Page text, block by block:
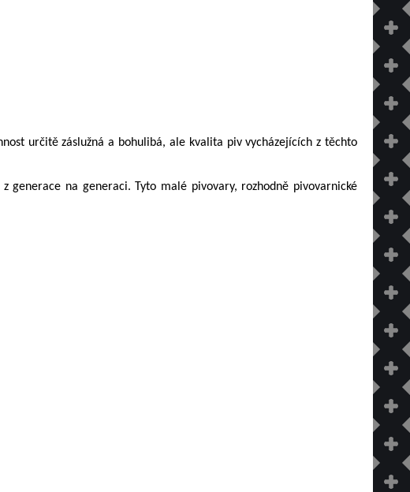
určitě záslužná a bohulibá, ale kvalita piv vycházejících z těchto
na generaci. Tyto malé pivovary, rozhodně pivovarnické